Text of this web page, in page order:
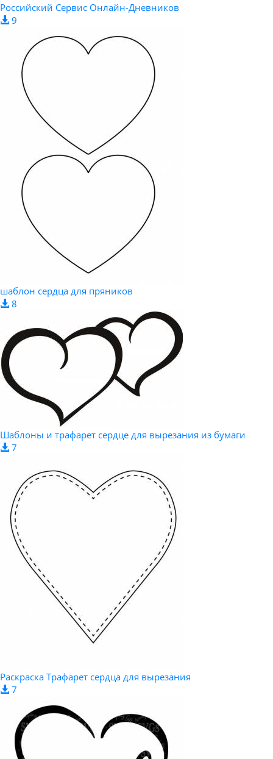
Российский Сервис Онлайн-Дневников
9
шаблон сердца для пряников
8
Шаблоны и трафарет сердце для вырезания из бумаги
7
Раскраска Трафарет сердца для вырезания
7